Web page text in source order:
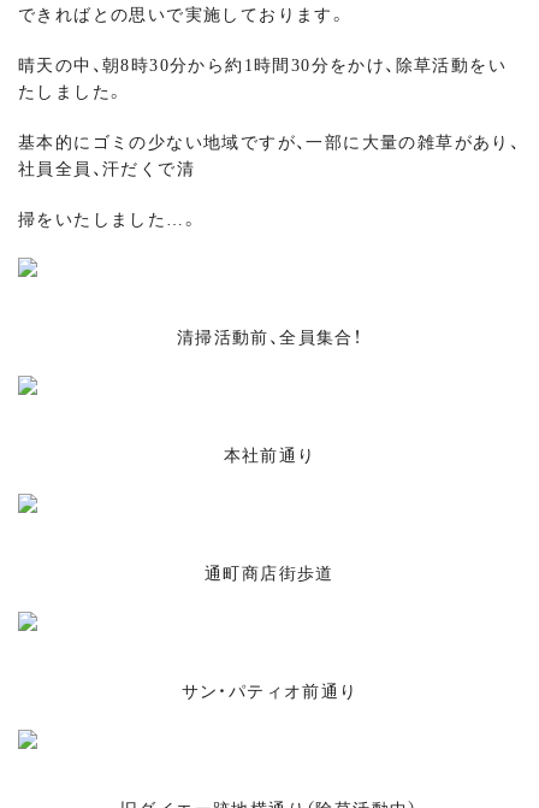
できればとの思いで実施しております。
晴天の中、朝8時30分から約1時間30分をかけ、除草活動をい
たしました。
基本的にゴミの少ない地域ですが、一部に大量の雑草があり、
社員全員、汗だくで清
掃をいたしました…。
清掃活動前、全員集合！
本社前通り
通町商店街歩道
サン・パティオ前通り